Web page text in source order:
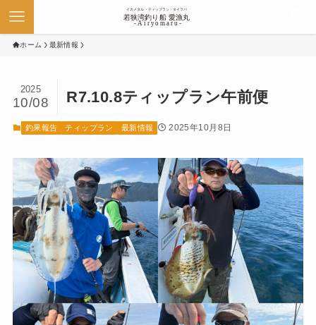
ホーム 最新情報
R7.10.8ティップラン午前便
2025
10/08
釣果報告 ティップラン 最新情報 2025年10月8日